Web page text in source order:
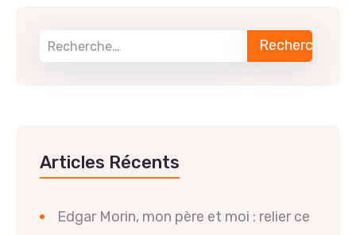
Articles Récents
Edgar Morin, mon père et moi : relier ce